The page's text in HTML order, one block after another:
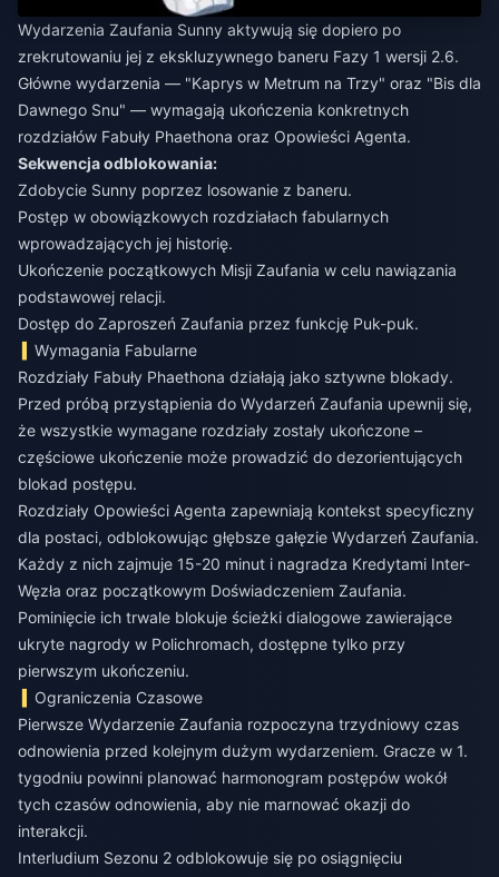
Wydarzenia Zaufania Sunny aktywują się dopiero po
zrekrutowaniu jej z ekskluzywnego baneru Fazy 1 wersji 2.6.
Główne wydarzenia — "Kaprys w Metrum na Trzy" oraz "Bis dla
Dawnego Snu" — wymagają ukończenia konkretnych
rozdziałów Fabuły Phaethona oraz Opowieści Agenta.
Sekwencja odblokowania:
Zdobycie Sunny poprzez losowanie z baneru.
Postęp w obowiązkowych rozdziałach fabularnych
wprowadzających jej historię.
Ukończenie początkowych Misji Zaufania w celu nawiązania
podstawowej relacji.
Dostęp do Zaproszeń Zaufania przez funkcję Puk-puk.
Wymagania Fabularne
Rozdziały Fabuły Phaethona działają jako sztywne blokady.
Przed próbą przystąpienia do Wydarzeń Zaufania upewnij się,
że wszystkie wymagane rozdziały zostały ukończone –
częściowe ukończenie może prowadzić do dezorientujących
blokad postępu.
Rozdziały Opowieści Agenta zapewniają kontekst specyficzny
dla postaci, odblokowując głębsze gałęzie Wydarzeń Zaufania.
Każdy z nich zajmuje 15-20 minut i nagradza Kredytami Inter-
Węzła oraz początkowym Doświadczeniem Zaufania.
Pominięcie ich trwale blokuje ścieżki dialogowe zawierające
ukryte nagrody w Polichromach, dostępne tylko przy
pierwszym ukończeniu.
Ograniczenia Czasowe
Pierwsze Wydarzenie Zaufania rozpoczyna trzydniowy czas
odnowienia przed kolejnym dużym wydarzeniem. Gracze w 1.
tygodniu powinni planować harmonogram postępów wokół
tych czasów odnowienia, aby nie marnować okazji do
interakcji.
Interludium Sezonu 2 odblokowuje się po osiągnięciu